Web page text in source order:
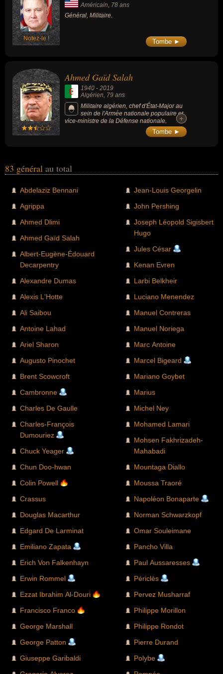
Notez-le !
Américain, 78 ans
Général, Militaire.
Tombe ►
Ahmed Gaïd Salah
1940 - 2019
Algérien , 79 ans
Militaire algérien, chef d'État-Major au
sein de l'Armée nationale populaire et
vice-ministre de la Défense nationale,
devenu la bête noire des manifestants en
2019 à la suite de manifestations de masse
pouvoir quelques jours après l'investiture du
nouveau président Abdelmadjid Tebboune. Il
participé à la guerre d’indépendance de
+
+
Tombe ►
83 général au total
Abdelaziz Bennani
Agrippa
Ahmed Dlimi
Ahmed Gaïd Salah
Albert-Eugène-Édouard
Decarpentry
Alexandre Dumas
Alexis L'Hotte
Ali Saibou
Antoine Lahad
Ariel Sharon
Augusto Pinochet
Brent Scowcroft
Cambronne
Charles De Gaulle
Charles-François
Dumouriez
Chuck Yeager
Chun Doo-hwan
Colin Powell
Crassus
Douglas Macarthur
Edgard De Larminat
Emiliano Zapata
Erich Von Falkenhayn
Erwin Rommel
Ezzat Ibrahim Al-Douri
Francisco Franco
George Marshall
George Patton
Giuseppe Garibaldi
Jean-Louis Georgelin
John Pershing
Joseph Léopold Sigisbert
Hugo
Jules César
Kenan Evren
Larbi Belkheir
Luciano Menendez
Manuel Contreras
Manuel Noriega
Marc Antoine
Marcel Bigeard
Mariano Goybet
Marius
Michel Ney
Mohamed Lamari
Mohsen Fakhrizadeh-
Mahabadi
Mountaga Diallo
Moussa Traoré
Napoléon Bonaparte
Norman Schwarzkopf
Omar Souleimane
Pancho Villa
Paul Aussaresses
Périclès
Pervez Musharraf
Philippe Morillon
Philippe Rondot
Pierre Durand
Polybe